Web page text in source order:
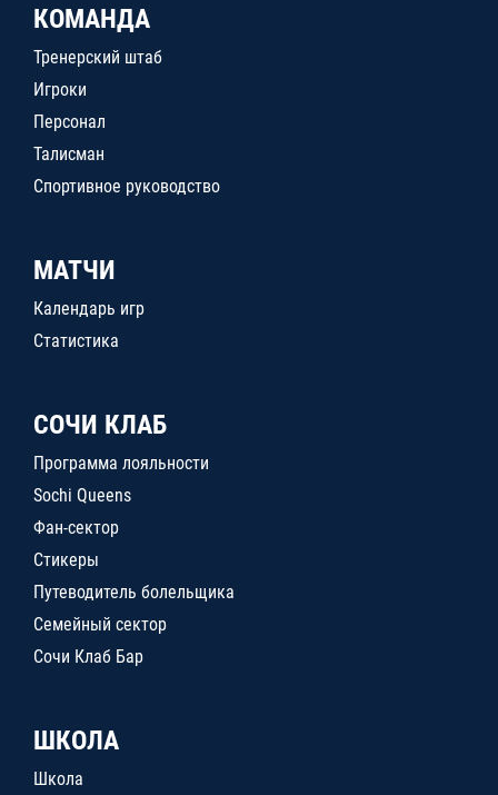
КОМАНДА
Тренерский штаб
Игроки
Персонал
Талисман
Спортивное руководство
МАТЧИ
Календарь игр
Статистика
СОЧИ КЛАБ
Программа лояльности
Sochi Queens
Фан-сектор
Стикеры
Путеводитель болельщика
Семейный сектор
Сочи Клаб Бар
ШКОЛА
Школа